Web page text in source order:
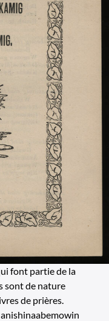
font partie de la
sont de nature
de prières.